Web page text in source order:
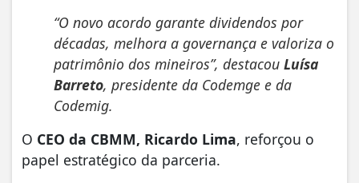
“O novo acordo garante dividendos por
décadas, melhora a governança e valoriza o
patrimônio dos mineiros”, destacou Luísa
Barreto, presidente da Codemge e da
Codemig.
O CEO da CBMM, Ricardo Lima, reforçou o
papel estratégico da parceria.